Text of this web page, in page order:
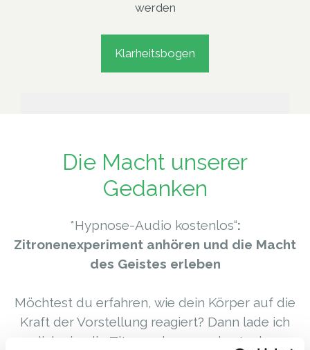
werden
Klarheitsbogen
Die Macht unserer
Gedanken
*Hypnose-Audio kostenlos“:
Zitronenexperiment anhören und die Macht
des Geistes erleben
Möchtest du erfahren, wie dein Körper auf die
Kraft der Vorstellung reagiert? Dann lade ich
dich ein, die Zitronenhypnose kostenlos